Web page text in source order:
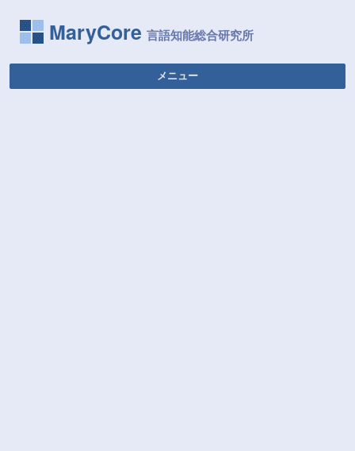
MaryCore
メニュー